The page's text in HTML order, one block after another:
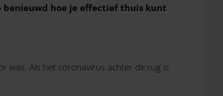
benieuwd hoe je effectief thuis kunt
was. Als het coronavirus achter de rug is